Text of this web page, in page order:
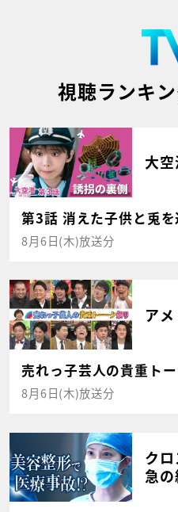
視聴ランキ
大
第3話 消えた子供と兎を
8月6日(木)放送分
アメ
売れっ子芸人の貴重ト
8月6日(木)放送分
ク
急